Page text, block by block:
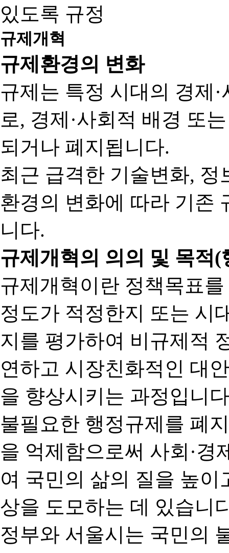
있도록 규정
규제개혁
규제환경의 변화
규제는 특정 시대의 경제
로, 경제·사회적 배경 또
되거나 폐지됩니다.
최근 급격한 기술변화,
환경의 변화에 따라 기존
니다.
규제개혁의 의의 및 목적
규제개혁이란 정책목표
정도가 적정한지 또는 시
지를 평가하여 비규제적
연하고 시장친화적인 대
을 향상시키는 과정입니
불필요한 행정규제를 폐
을 억제함으로써 사회·경
여 국민의 삶의 질을 높
상을 도모하는 데 있습니
정부와 서울시는 국민의